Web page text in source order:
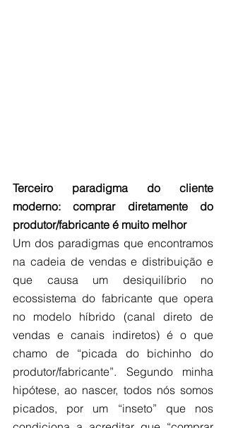
Terceiro paradigma do cliente
moderno: comprar diretamente do
produtor/fabricante é muito melhor
Um dos paradigmas que encontramos
na cadeia de vendas e distribuição e
que causa um desiquilíbrio no
ecossistema do fabricante que opera
no modelo híbrido (canal direto de
vendas e canais indiretos) é o que
chamo de “picada do bichinho do
produtor/fabricante”. Segundo minha
hipótese, ao nascer, todos nós somos
picados, por um “inseto” que nos